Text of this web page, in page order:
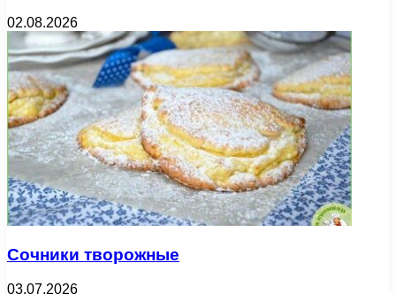
02.08.2026
Сочники творожные
03.07.2026